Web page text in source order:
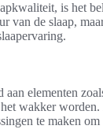
is het
van de slaap,
elementen
wakker worden.
te maken om